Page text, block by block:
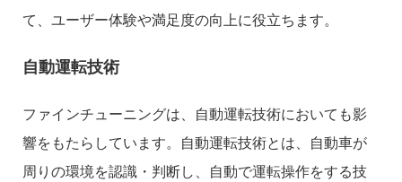
て、ユーザー体験や満足度の向上に役立ちます。
自動運転技術
ファインチューニングは、自動運転技術においても影
響をもたらしています。自動運転技術とは、自動車が
周りの環境を認識・判断し、自動で運転操作をする技